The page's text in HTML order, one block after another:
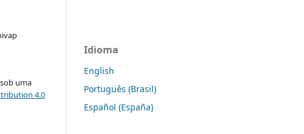
uma
4.0
Idioma
English
Português (Brasil)
Español (España)